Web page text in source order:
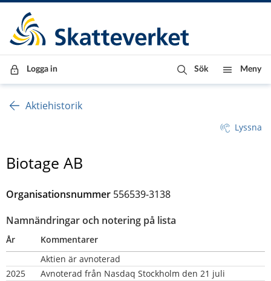
Till innehåll
Till navigationen
Till chattrobot
Logga in Sök Meny
Aktiehistorik
Lyssna
Biotage AB
Organisationsnummer 556539-3138
Namnändringar och notering på lista
År
Kommentarer
Aktien är avnoterad
2025
Avnoterad från Nasdaq Stockholm den 21 juli